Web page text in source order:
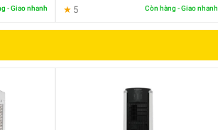
gồm 2 nút nhấn điều khiển
Máy thiết kế thùng
- Giao nhanh ★ 5 Còn hàng - Giao nhanh